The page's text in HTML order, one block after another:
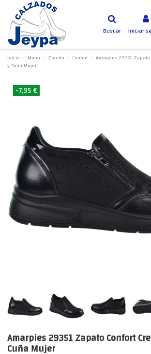
Buscar Iniciar
Inicio Mujer Zapato Confort
Amarpies 29351
y Cuña Mujer
-7,95 €
Amarpies 29351 Zapato Confort
Cuña Mujer